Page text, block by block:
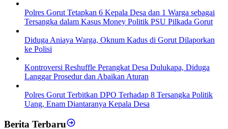
Polres Gorut Tetapkan 6 Kepala Desa dan 1 Warga sebagai
Tersangka dalam Kasus Money Politik PSU Pilkada Gorut
Diduga Aniaya Warga, Oknum Kadus di Gorut Dilaporkan
ke Polisi
Kontroversi Reshuffle Perangkat Desa Dulukapa, Diduga
Langgar Prosedur dan Abaikan Aturan
Polres Gorut Terbitkan DPO Terhadap 8 Tersangka Politik
Uang, Enam Diantaranya Kepala Desa
Berita Terbaru